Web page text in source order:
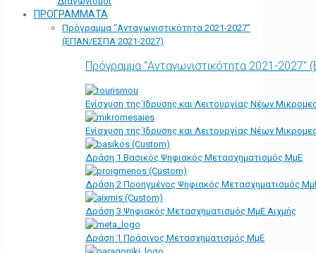
ΠΡΟΓΡΑΜΜΑΤΑ
Πρόγραμμα “Ανταγωνιστικότητα 2021-2027”
(ΕΠΑΝ/ΕΣΠΑ 2021-2027)
Πρόγραμμα "Ανταγωνιστικότητα 2021-
Ενίσχυση της Ίδρυσης και Λειτουργίας Νέων
Ενίσχυση της Ίδρυσης και Λειτουργίας Νέων
Δράση 1 Βασικός Ψηφιακός Μετασχηματισμός ΜμΕ
Δράση 2 Προηγμένος Ψηφιακός Μετασχηματισμός
Δράση 3 Ψηφιακός Μετασχηματισμός ΜμΕ Αιχμής
Δράση 1 Πράσινος Μετασχηματισμός ΜμΕ